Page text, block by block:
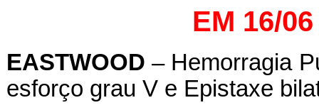
EM 16/
EASTWOOD – Hemorragia
esforço grau V e Epistaxe